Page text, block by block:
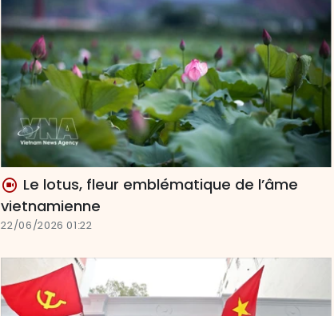
Le lotus, fleur emblématique de l’âme
vietnamienne
22/06/2026 01:22